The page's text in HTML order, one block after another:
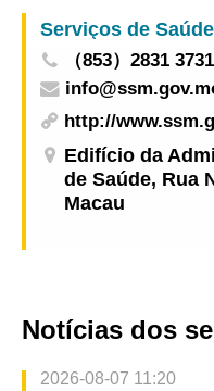
Serviços de Saúde
（853）2831 3731
http://
Edifício da
de Saúde, Rua
Macau
Notícias dos
2026-08-07 11:20